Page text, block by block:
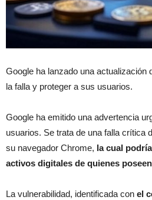
Google ha lanzado una actualización
la falla y proteger a sus usuarios.
Google ha emitido una advertencia
usuarios. Se trata de una falla crítica
su navegador Chrome, la cual
activos digitales de quienes
La vulnerabilidad, identificada con el